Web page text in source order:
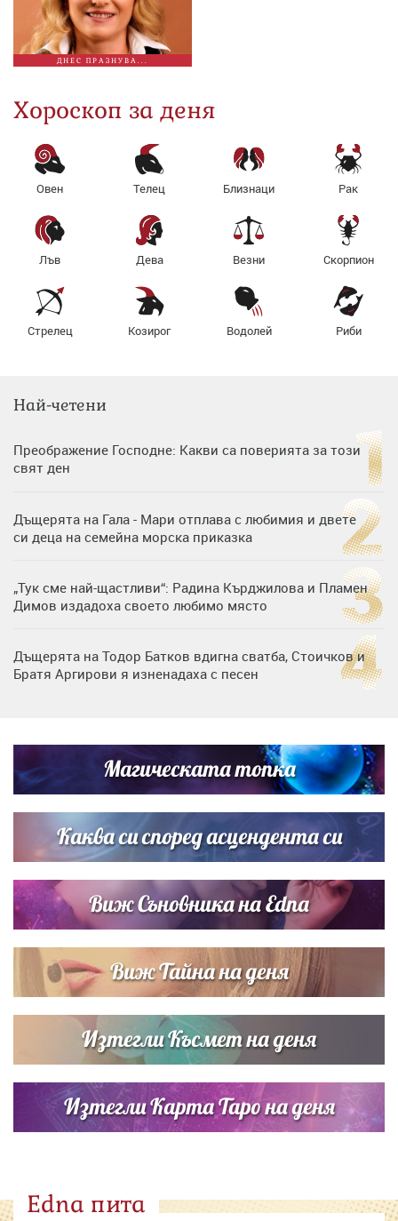
ДНЕС ПРАЗНУВА...
Хороскоп за деня
Овен Телец Близнаци Рак
Лъв Дева Везни Скорпион
Стрелец Козирог Водолей Риби
Най-четени
Преображение Господне: Какви са поверията за този
свят ден
Дъщерята на Гала - Мари отплава с любимия и двете
си деца на семейна морска приказка
„Тук сме най-щастливи“: Радина Кърджилова и Пламен
Димов издадоха своето любимо място
Дъщерята на Тодор Батков вдигна сватба, Стоичков и
Братя Аргирови я изненадаха с песен
Списъкът е ясен: Джей Ло и Риана във ВИП гостите на
сватбата на Роналдо
Магическата топка
Каква си според асцендента си
Виж Съновника на Edna
Виж Тайна на деня
Изтегли Късмет на деня
Изтегли Карта Таро на деня
Edna пита